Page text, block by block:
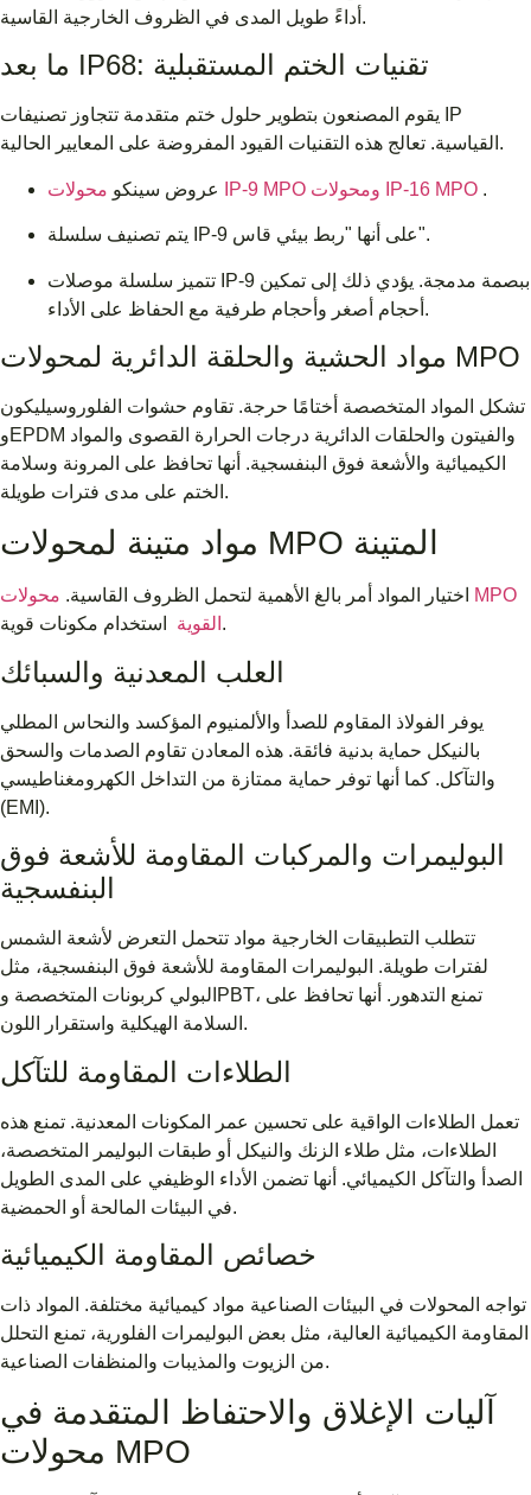
أداءً طويل المدى في الظروف الخارجية القاسية.
يقوم المصنعون بتطوير حلول ختم متقدمة تتجاوز تصنيفات IP
القياسية. تعالج هذه التقنيات القيود المفروضة على المعايير الحالية.
عروض سينكو محولات IP-9 MPO ومحولات IP-16 MPO .
يتم تصنيف سلسلة IP-9 على أنها "ربط بيئي قاس".
تتميز سلسلة موصلات IP-9 ببصمة مدمجة. يؤدي ذلك إلى تمكين
أحجام أصغر وأحجام طرفية مع الحفاظ على الأداء.
مواد الحشية والحلقة الدائرية لمحولات MPO
تشكل المواد المتخصصة أختامًا حرجة. تقاوم حشوات الفلوروسيليكون
وEPDM والفيتون والحلقات الدائرية درجات الحرارة القصوى والمواد
الكيميائية والأشعة فوق البنفسجية. أنها تحافظ على المرونة وسلامة
الختم على مدى فترات طويلة.
اختيار المواد أمر بالغ الأهمية لتحمل الظروف القاسية. محولات MPO
القوية استخدام مكونات قوية.
العلب المعدنية والسبائك
يوفر الفولاذ المقاوم للصدأ والألمنيوم المؤكسد والنحاس المطلي
بالنيكل حماية بدنية فائقة. هذه المعادن تقاوم الصدمات والسحق
والتآكل. كما أنها توفر حماية ممتازة من التداخل الكهرومغناطيسي
(EMI).
البوليمرات والمركبات المقاومة للأشعة فوق
البنفسجية
تتطلب التطبيقات الخارجية مواد تتحمل التعرض لأشعة الشمس
لفترات طويلة. البوليمرات المقاومة للأشعة فوق البنفسجية، مثل
البولي كربونات المتخصصة وPBT، تمنع التدهور. أنها تحافظ على
السلامة الهيكلية واستقرار اللون.
الطلاءات المقاومة للتآكل
تعمل الطلاءات الواقية على تحسين عمر المكونات المعدنية. تمنع هذه
الطلاءات، مثل طلاء الزنك والنيكل أو طبقات البوليمر المتخصصة،
الصدأ والتآكل الكيميائي. أنها تضمن الأداء الوظيفي على المدى الطويل
في البيئات المالحة أو الحمضية.
خصائص المقاومة الكيميائية
تواجه المحولات في البيئات الصناعية مواد كيميائية مختلفة. المواد ذات
المقاومة الكيميائية العالية، مثل بعض البوليمرات الفلورية، تمنع التحلل
من الزيوت والمذيبات والمنظفات الصناعية.
آليات الإغلاق والاحتفاظ المتقدمة في
محولات MPO